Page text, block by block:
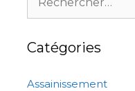
Catégories
Assainissement